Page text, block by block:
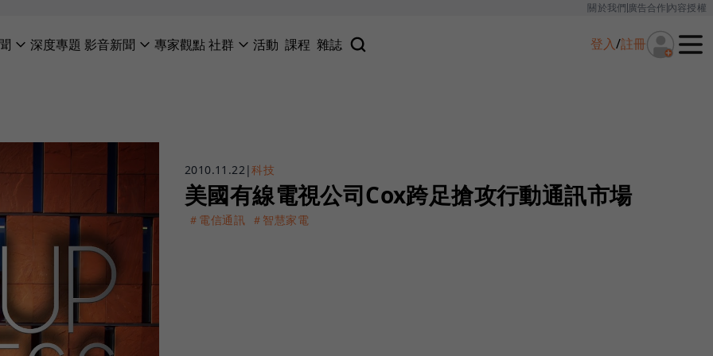
關於我們廣告合作內容授權
深度專題 影音新聞 專家觀點社群 活動 課程 雜誌 登入/註冊
2010.11.22|科技
美國有線電視公司Cox跨足搶攻行動通訊市場
＃電信通訊 ＃智慧家電